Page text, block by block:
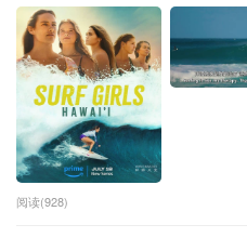
阅读(928)